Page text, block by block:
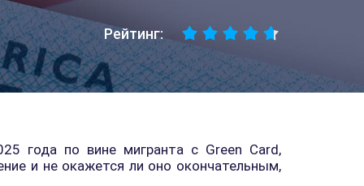
Рейтинг:
года по вине мигранта с Green Card,
и не окажется ли оно окончательным,